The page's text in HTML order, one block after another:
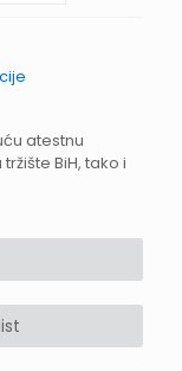
atestnu
BiH, tako i